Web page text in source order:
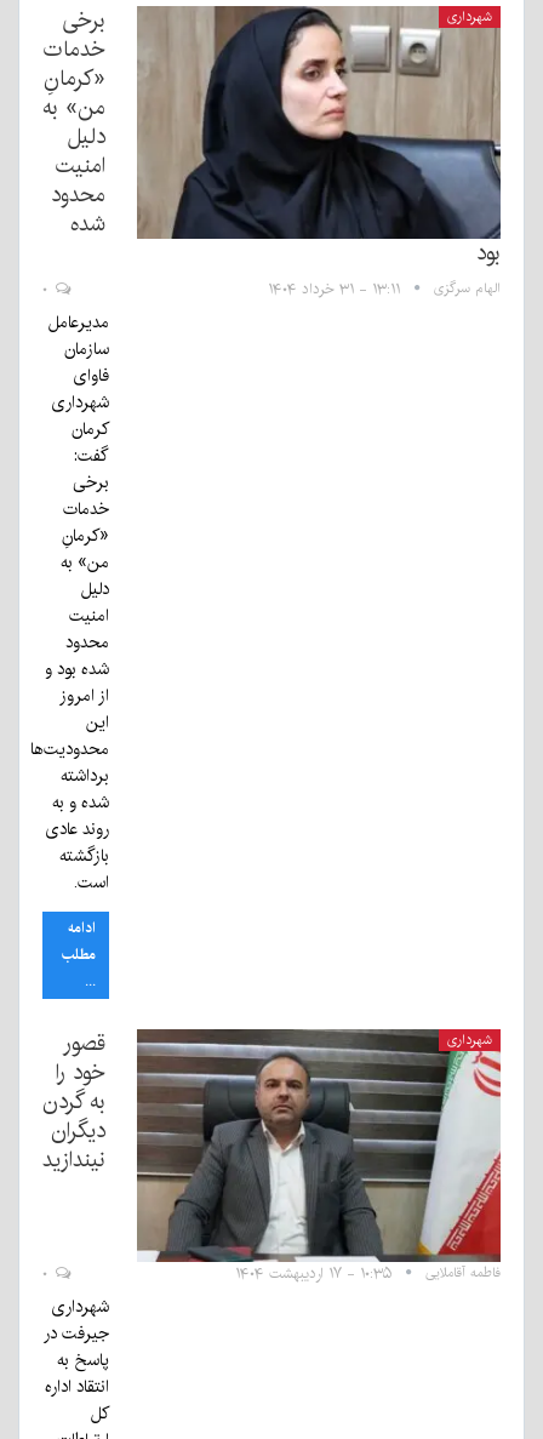
شهرداری
برخی
خدمات
«کرمان‌ِ
من» به
دلیل
امنیت
محدود
شده
بود
الهام سرگزی ۱۳:۱۱ - ۳۱ خرداد ۱۴۰۴
مدیرعامل
سازمان
فاوای
شهرداری
کرمان
گفت:
برخی
خدمات
«کرمان‌ِ
من» به
دلیل
امنیت
محدود
شده بود و
از امروز
این
محدودیت‌ها
برداشته
شده و به
روند عادی
بازگشته
است.
ادامه
مطلب
...
شهرداری
قصور
خود را
به گردن
دیگران
نیندازید
فاطمه آقاملایی ۱۰:۳۵ - ۱۷ اردیبهشت ۱۴۰۴
شهرداری
جیرفت در
پاسخ به
انتقاد اداره
کل